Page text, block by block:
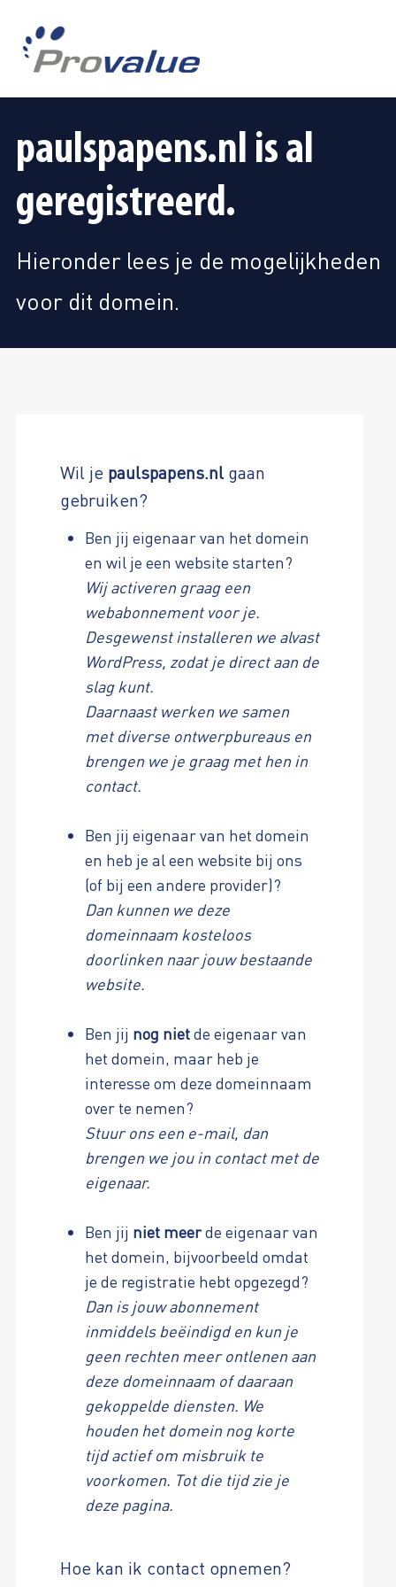
paulspapens.nl is al
geregistreerd.
Hieronder lees je de mogelijkheden
voor dit domein.
Wil je paulspapens.nlgaan
gebruiken?
Ben jij eigenaar van het domein
en wil je een website starten?
Wij activeren graag een
webabonnement voor je.
Desgewenst installeren we alvast
WordPress, zodat je direct aan de
slag kunt.
Daarnaast werken we samen
met diverse ontwerpbureaus en
brengen we je graag met hen in
contact.
Ben jij eigenaar van het domein
en heb je al een website bij ons
(of bij een andere provider)?
Dan kunnen we deze
domeinnaam kosteloos
doorlinken naar jouw bestaande
website.
Ben jij nog nietde eigenaar van
het domein, maar heb je
interesse om deze domeinnaam
over te nemen?
Stuur ons een e-mail, dan
brengen we jou in contact met de
eigenaar.
Ben jij niet meerde eigenaar van
het domein, bijvoorbeeld omdat
je de registratie hebt opgezegd?
Dan is jouw abonnement
inmiddels beëindigd en kun je
geen rechten meer ontlenen aan
deze domeinnaam of daaraan
gekoppelde diensten. We
houden het domein nog korte
tijd actief om misbruik te
voorkomen. Tot die tijd zie je
deze pagina.
Hoe kan ik contact opnemen?